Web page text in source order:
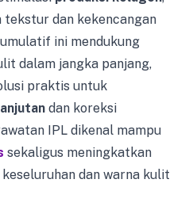
dan kekencangan
ini mendukung
dalam jangka panjang,
praktis untuk
dan koreksi
IPL dikenal mampu
sekaligus meningkatkan
dan warna kulit